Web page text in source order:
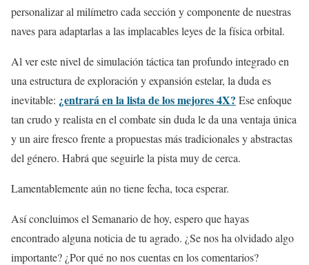
personalizar al milímetro cada sección y componente de nuestras
naves para adaptarlas a las implacables leyes de la física orbital.
Al ver este nivel de simulación táctica tan profundo integrado en
una estructura de exploración y expansión estelar, la duda es
inevitable: ¿entrará en la lista de los mejores 4X? Ese enfoque
tan crudo y realista en el combate sin duda le da una ventaja única
y un aire fresco frente a propuestas más tradicionales y abstractas
del género. Habrá que seguirle la pista muy de cerca.
Lamentablemente aún no tiene fecha, toca esperar.
Así concluimos el Semanario de hoy, espero que hayas
encontrado alguna noticia de tu agrado. ¿Se nos ha olvidado algo
importante? ¿Por qué no nos cuentas en los comentarios?